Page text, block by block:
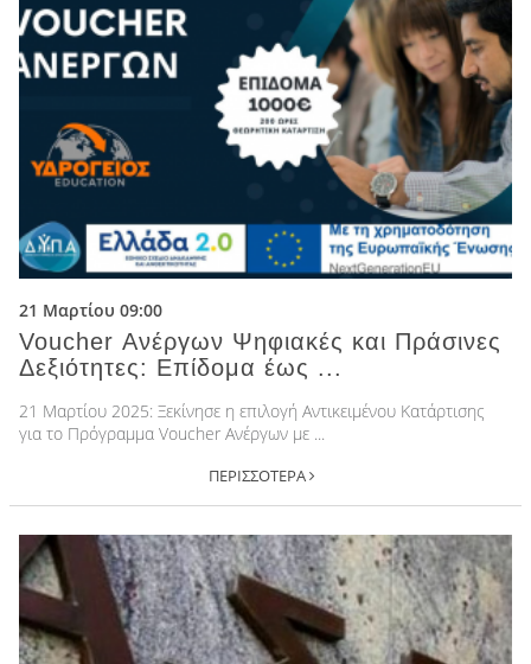
21 Μαρτίου 09:00
Voucher Ανέργων Ψηφιακές και Πράσινες
Δεξιότητες: Επίδομα έως ...
21 Μαρτίου 2025: Ξεκίνησε η επιλογή Αντικειμένου Κατάρτισης
για το Πρόγραμμα Voucher Ανέργων με ...
ΠΕΡΙΣΣΟΤΕΡΑ